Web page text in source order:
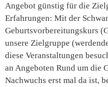
Angebot günstig für die
Erfahrungen: Mit der
Geburtsvorbereitungskurs
unsere Zielgruppe
diese Veranstaltungen
an Angeboten Rund um die
Nachwuchs erst mal da ist,